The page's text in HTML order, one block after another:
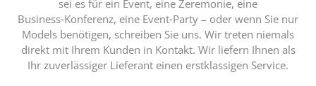
sei es für ein Event, eine Zeremonie, eine
Business‑Konferenz, eine Event‑Party – oder wenn Sie nur
Models benötigen, schreiben Sie uns. Wir treten niemals
direkt mit Ihrem Kunden in Kontakt. Wir liefern Ihnen als
Ihr zuverlässiger Lieferant einen erstklassigen Service.